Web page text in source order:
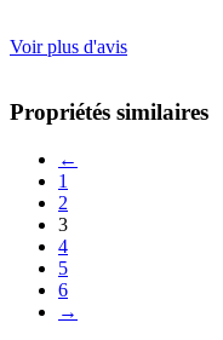
Voir plus d'avis
Propriétés similaires
←
1
2
3
4
5
6
→